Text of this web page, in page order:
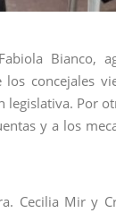
Bianco,
concejales
Por
y a los
Cecilia Mir y